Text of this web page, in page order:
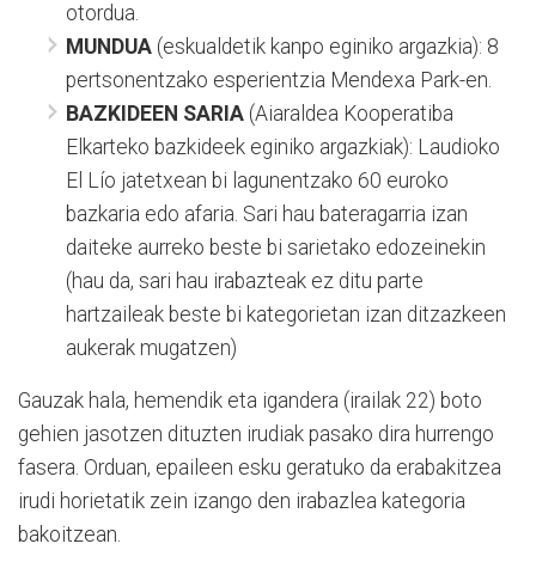
otordua.
MUNDUA (eskualdetik kanpo eginiko argazkia): 8
pertsonentzako esperientzia Mendexa Park-en.
BAZKIDEEN SARIA (Aiaraldea Kooperatiba
Elkarteko bazkideek eginiko argazkiak): Laudioko
El Lío jatetxean bi lagunentzako 60 euroko
bazkaria edo afaria. Sari hau bateragarria izan
daiteke aurreko beste bi sarietako edozeinekin
(hau da, sari hau irabazteak ez ditu parte
hartzaileak beste bi kategorietan izan ditzazkeen
aukerak mugatzen)
Gauzak hala, hemendik eta igandera (irailak 22) boto
gehien jasotzen dituzten irudiak pasako dira hurrengo
fasera. Orduan, epaileen esku geratuko da erabakitzea
irudi horietatik zein izango den irabazlea kategoria
bakoitzean.